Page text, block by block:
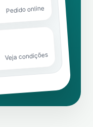
Pedido online
Veja condições